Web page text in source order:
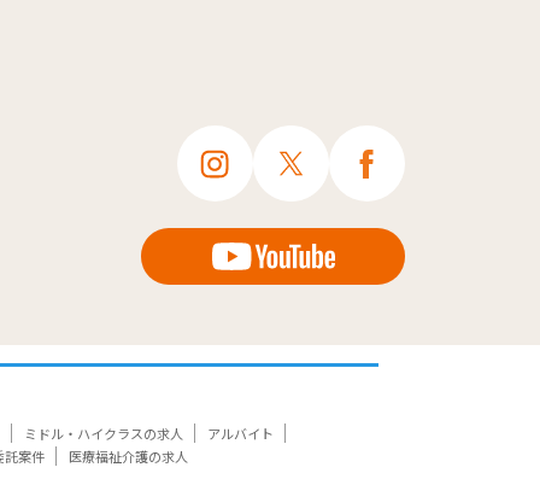
ミドル・ハイクラスの求人
アルバイト
託案件
医療福祉介護の求人